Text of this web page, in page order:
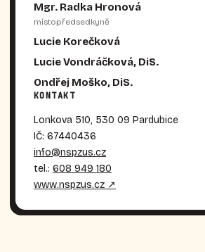
Mgr. Radka Hronová
místopředsedkyně
Lucie Korečková
Lucie Vondráčková, DiS.
Ondřej Moško, DiS.
KONTAKT
Lonkova 510, 530 09 Pardubice
IČ: 67440436
info@nspzus.cz
tel.: 608 949 180
www.nspzus.cz ↗